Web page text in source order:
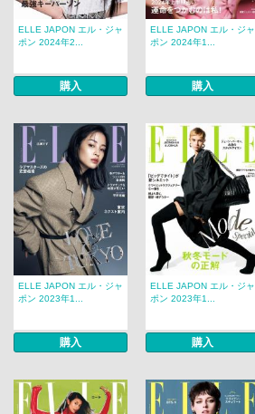
ELLE JAPON エル・ジャ
ポン 2024年2...
購入
ELLE JAPON エル・ジャ
ポン 2024年1...
購入
ELLE JAPON エル・ジャ
ポン 2023年1...
購入
ELLE JAPON エル・ジャ
ポン 2023年1...
購入